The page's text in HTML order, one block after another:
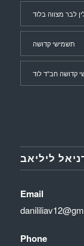
לבר מצווה בלוד
תשמישי קדושה
קדושה חב"ד לוד
ליליאב
Email
Phone